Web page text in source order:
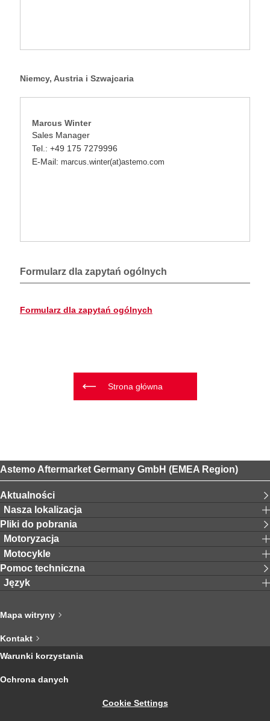
Niemcy, Austria i Szwajcaria
Marcus Winter
Sales Manager
Tel.: +49 175 7279996
E-Mail:marcus.winter(at)astemo.com
Formularz dla zapytań ogólnych
Formularz dla zapytań ogólnych
Strona główna
Astemo Aftermarket Germany GmbH (EMEA Region)
Aktualności
Nasza lokalizacja
Pliki do pobrania
Motoryzacja
Motocykle
Pomoc techniczna
Język
Mapa witryny
Kontakt
Warunki korzystania
Ochrona danych
Cookie Settings